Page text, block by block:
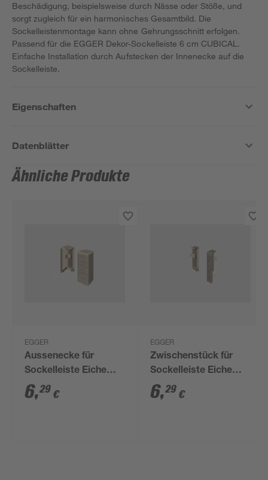
Beschädigung, beispielsweise durch Nässe oder Stöße, und
sorgt zugleich für ein harmonisches Gesamtbild. Die
Sockelleistenmontage kann ohne Gehrungsschnitt erfolgen.
Passend für die EGGER Dekor-Sockelleiste 6 cm CUBICAL.
Einfache Installation durch Aufstecken der Innenecke auf die
Sockelleiste.
Eigenschaften
Datenblätter
Ähnliche Produkte
EGGER
Aussenecke für
Sockelleiste Eiche
hellgrau 2 Stück
6,29 €
EGGER
Zwischenstück für
Sockelleiste Eiche
grau 2 Stück
6,29 €